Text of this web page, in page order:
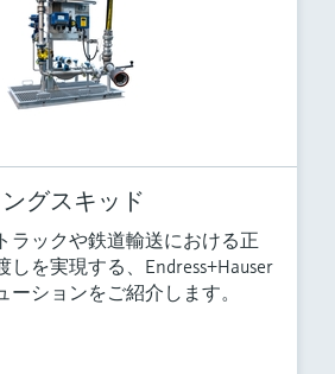
グスキッド
ラックや鉄道輸送における正
を実現する、Endress+Hauser
ションをご紹介します。